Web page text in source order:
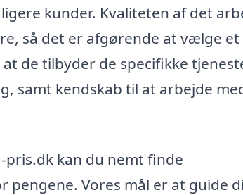
kunder. Kvaliteten af det
så det er afgørende at vælge et
de tilbyder de specifikke
samt kendskab til at arbejde
kan du nemt finde
Vores mål er at guide